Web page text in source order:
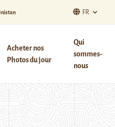
FR
Acheter nos
Photos du jour
Qui
sommes-
nous